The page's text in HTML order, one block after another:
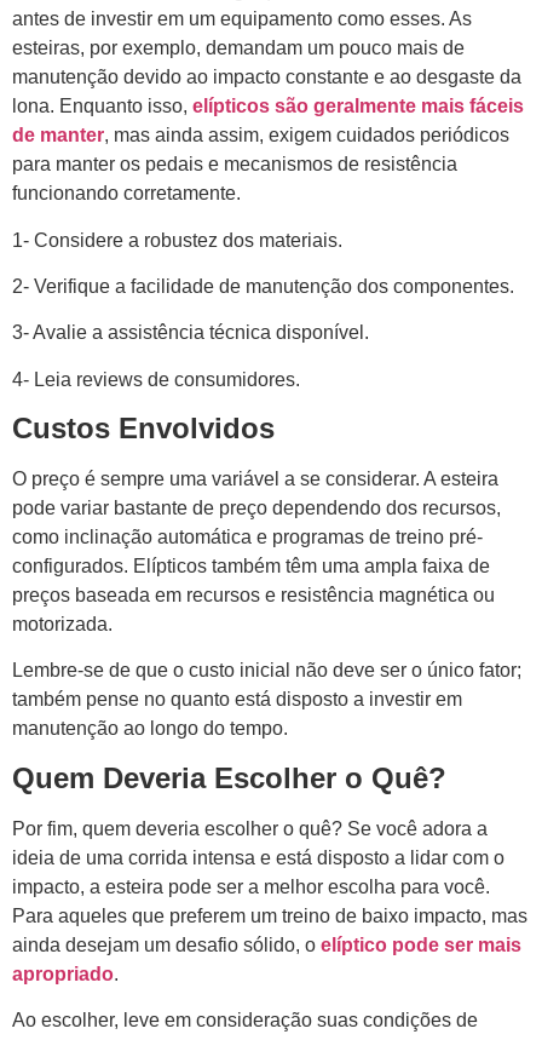
antes de investir em um equipamento como esses. As
esteiras, por exemplo, demandam um pouco mais de
manutenção devido ao impacto constante e ao desgaste da
lona. Enquanto isso, elípticos são geralmente mais fáceis
de manter, mas ainda assim, exigem cuidados periódicos
para manter os pedais e mecanismos de resistência
funcionando corretamente.
1- Considere a robustez dos materiais.
2- Verifique a facilidade de manutenção dos componentes.
3- Avalie a assistência técnica disponível.
4- Leia reviews de consumidores.
Custos Envolvidos
O preço é sempre uma variável a se considerar. A esteira
pode variar bastante de preço dependendo dos recursos,
como inclinação automática e programas de treino pré-
configurados. Elípticos também têm uma ampla faixa de
preços baseada em recursos e resistência magnética ou
motorizada.
Lembre-se de que o custo inicial não deve ser o único fator;
também pense no quanto está disposto a investir em
manutenção ao longo do tempo.
Quem Deveria Escolher o Quê?
Por fim, quem deveria escolher o quê? Se você adora a
ideia de uma corrida intensa e está disposto a lidar com o
impacto, a esteira pode ser a melhor escolha para você.
Para aqueles que preferem um treino de baixo impacto, mas
ainda desejam um desafio sólido, o elíptico pode ser mais
apropriado.
Ao escolher, leve em consideração suas condições de